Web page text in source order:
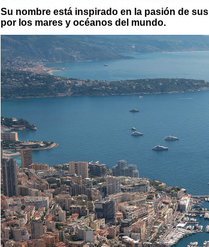
Su nombre está inspirado en la pasión de
por los mares y océanos del mundo.